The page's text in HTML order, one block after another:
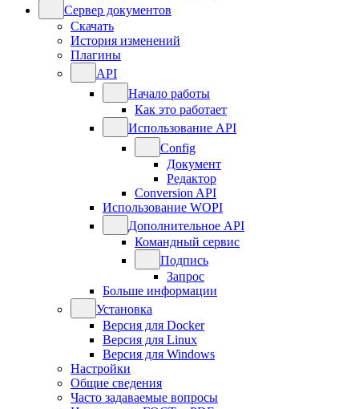
Сервер документов
Скачать
История изменений
Плагины
API
Начало работы
Как это работает
Использование API
Config
Документ
Редактор
Conversion API
Использование WOPI
Дополнительное API
Командный сервис
Подпись
Запрос
Больше информации
Установка
Версия для Docker
Версия для Linux
Версия для Windows
Настройки
Общие сведения
Часто задаваемые вопросы